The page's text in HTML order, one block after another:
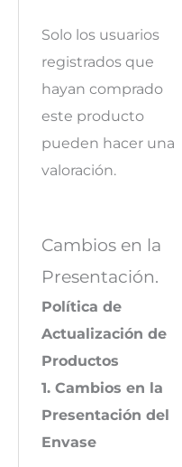
Solo los usuarios
registrados que
hayan comprado
este producto
pueden hacer una
valoración.
Cambios en la
Presentación.
Política de
Actualización de
Productos
1. Cambios en la
Presentación del
Envase